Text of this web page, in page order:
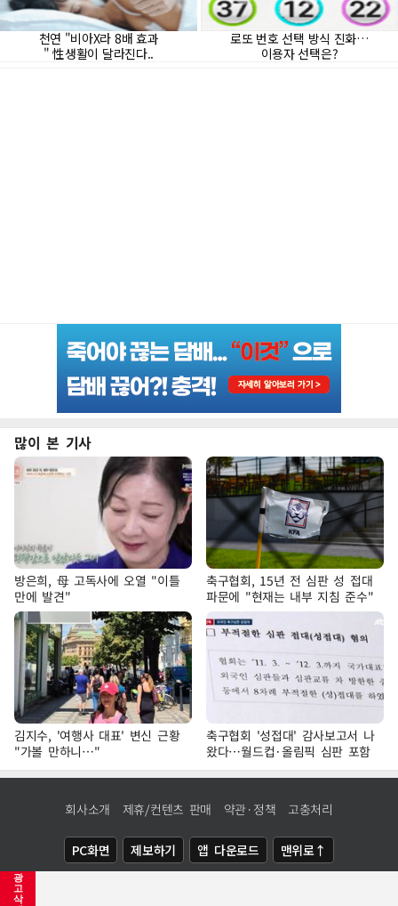
광
고
삭
많이 본 기사
방은희, 母 고독사에 오열 "이틀
만에 발견"
축구협회, 15년 전 심판 성 접대
파문에 "현재는 내부 지침 준수"
김지수, '여행사 대표' 변신 근황
"가볼 만하니…"
축구협회 '성접대' 감사보고서 나
왔다…월드컵·올림픽 심판 포함
회사소개 제휴/컨텐츠 판매 약관·정책 고충처리
PC화면 제보하기 앱 다운로드 맨위로↑